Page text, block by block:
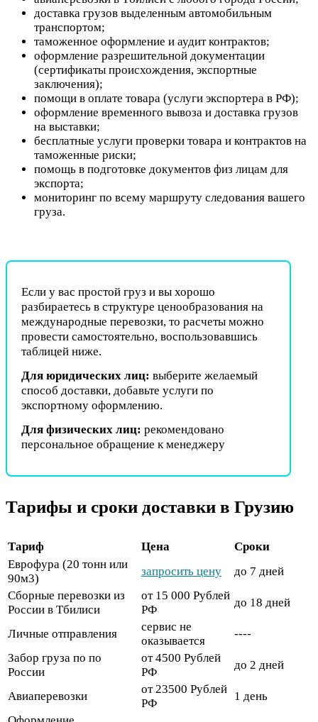
доставка грузов выделенным автомобильным
транспортом;
таможенное оформление и аудит контрактов;
оформление разрешительной документации
(сертификаты происхождения, экспортные
заключения);
помощи в оплате товара (услуги экспортера в РФ);
оформление временного вывоза и доставка грузов
на выставки;
бесплатные услуги проверки товара и контрактов на
таможенные риски;
помощь в подготовке документов физ лицам для
экспорта;
мониторинг по всему маршруту следования вашего
груза.
Если у вас простой груз и вы хорошо
разбираетесь в структуре ценообразования на
международные перевозки, то расчеты можно
провести самостоятельно, воспользовавшись
таблицей ниже.
Для юридических лиц: выберите желаемый
способ доставки, добавьте услуги по
экспортному оформлению.
Для физических лиц: рекомендовано
персональное обращение к менеджеру
Тарифы и сроки доставки в Грузию
Тариф Цена
Сроки
Еврофура (20 тонн или
90м3)
запросить цену
до 7 дней
Сборные перевозки из
России в Тбилиси
от 15 000 Рублей
РФ
до 18 дней
Личные отправления
сервис не
оказывается
----
Забор груза по по
России
от 4500 Рублей
РФ
до 2 дней
Авиаперевозки
от 23500 Рублей
РФ
1 день